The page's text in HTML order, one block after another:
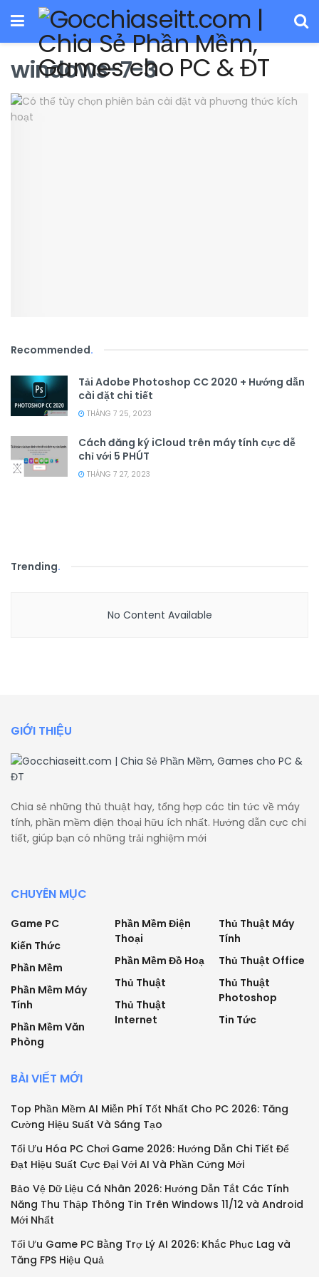
windows-7-3
Recommended.
Tải Adobe Photoshop CC 2020 + Hướng dẫn
cài đặt chi tiết
THÁNG 7 25, 2023
Cách đăng ký iCloud trên máy tính cực dễ
chỉ với 5 PHÚT
THÁNG 7 27, 2023
Trending.
No Content Available
GIỚI THIỆU
Chia sẻ những thủ thuật hay, tổng hợp các tin tức về máy
tính, phần mềm điện thoại hữu ích nhất. Hướng dẫn cực chi
tiết, giúp bạn có những trải nghiệm mới
CHUYÊN MỤC
Game PC
Kiến Thức
Phần Mềm
Phần Mềm Máy
Tính
Phần Mềm Văn
Phòng
Phần Mềm Điện
Thoại
Phần Mềm Đồ Hoạ
Thủ Thuật
Thủ Thuật
Internet
Thủ Thuật Máy
Tính
Thủ Thuật Office
Thủ Thuật
Photoshop
Tin Tức
BÀI VIẾT MỚI
Top Phần Mềm AI Miễn Phí Tốt Nhất Cho PC 2026: Tăng
Cường Hiệu Suất Và Sáng Tạo
Tối Ưu Hóa PC Chơi Game 2026: Hướng Dẫn Chi Tiết Để
Đạt Hiệu Suất Cực Đại Với AI Và Phần Cứng Mới
Bảo Vệ Dữ Liệu Cá Nhân 2026: Hướng Dẫn Tắt Các Tính
Năng Thu Thập Thông Tin Trên Windows 11/12 và Android
Mới Nhất
Tối Ưu Game PC Bằng Trợ Lý AI 2026: Khắc Phục Lag và
Tăng FPS Hiệu Quả